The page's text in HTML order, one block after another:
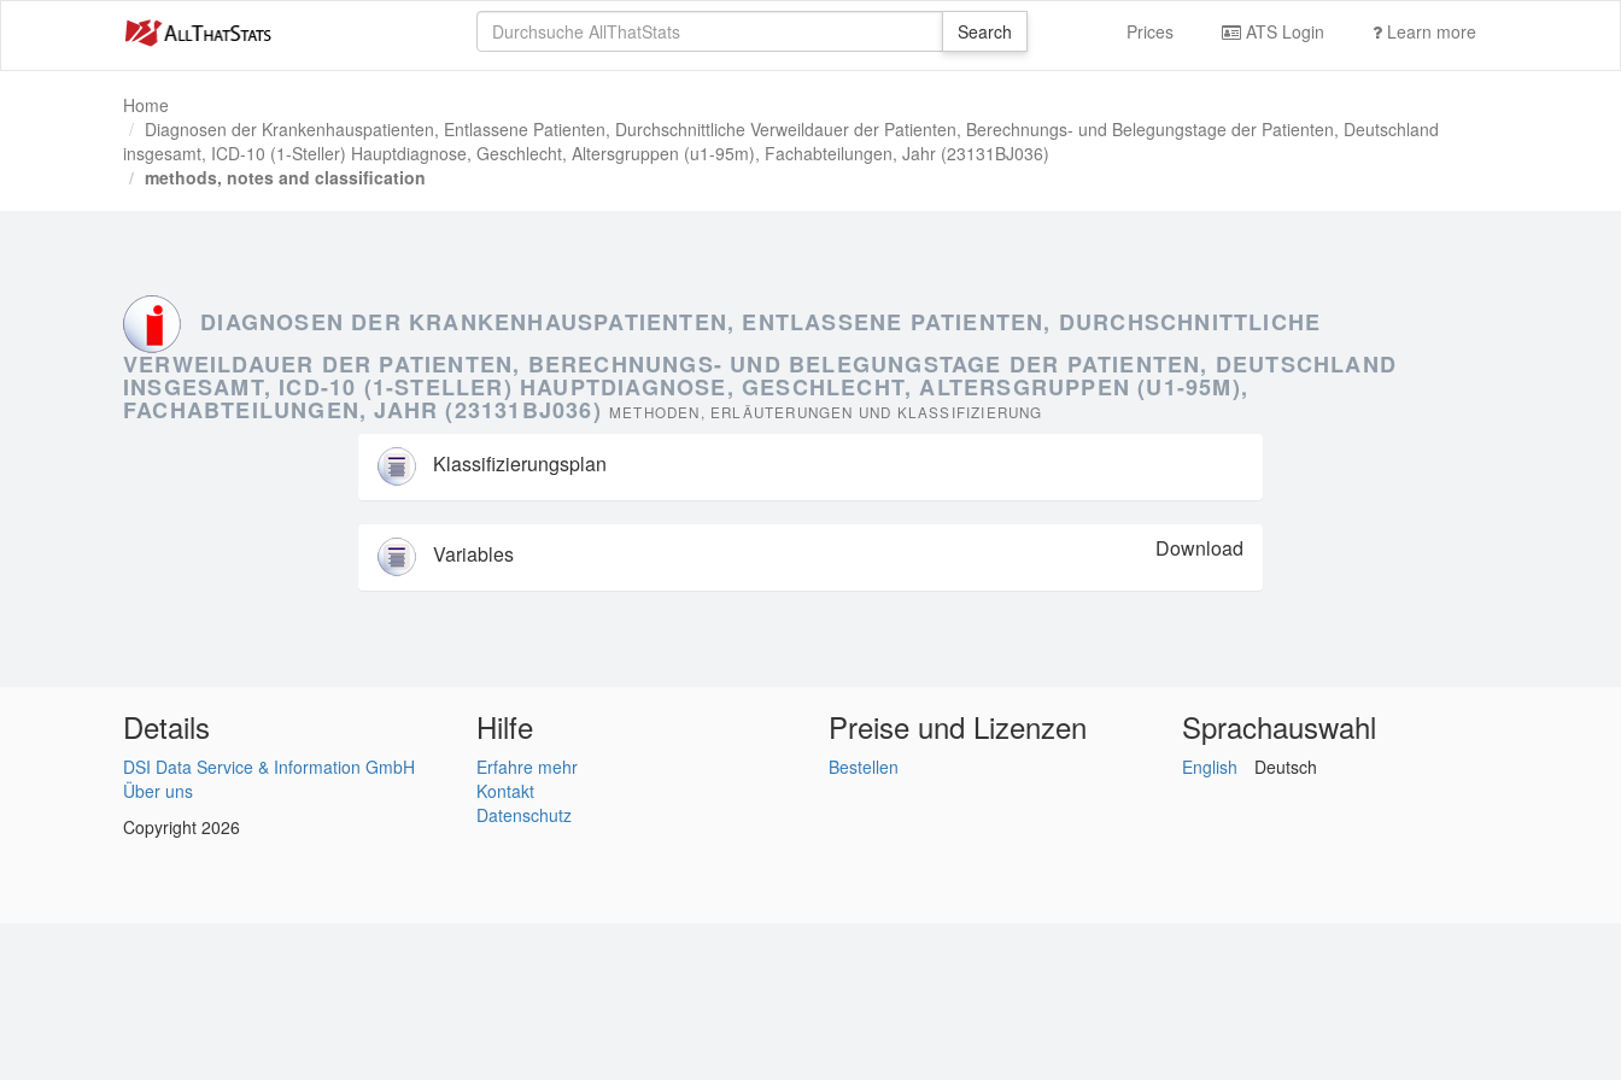
Prices ATS Login Learn more
Home
Diagnosen der Krankenhauspatienten, Entlassene Patienten, Durchschnittliche Verweildauer der Patienten, Berechnungs- und Belegungstage der Patienten, Deutschland
insgesamt, ICD-10 (1-Steller) Hauptdiagnose, Geschlecht, Altersgruppen (u1-95m), Fachabteilungen, Jahr (23131BJ036)
methods, notes and classification
DIAGNOSEN DER KRANKENHAUSPATIENTEN, ENTLASSENE PATIENTEN, DURCHSCHNITTLICHE
VERWEILDAUER DER PATIENTEN, BERECHNUNGS- UND BELEGUNGSTAGE DER PATIENTEN, DEUTSCHLAND
INSGESAMT, ICD-10 (1-STELLER) HAUPTDIAGNOSE, GESCHLECHT, ALTERSGRUPPEN (U1-95M),
FACHABTEILUNGEN, JAHR (23131BJ036) METHODEN, ERLÄUTERUNGEN UND KLASSIFIZIERUNG
Klassifizierungsplan
Variables Download
Details
DSI Data Service & Information GmbH
Über uns
Copyright 2026
Hilfe
Erfahre mehr
Kontakt
Datenschutz
Preise und Lizenzen
Bestellen
Sprachauswahl
English Deutsch